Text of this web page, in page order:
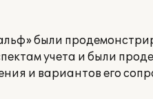
были
учета и были
и вариантов его